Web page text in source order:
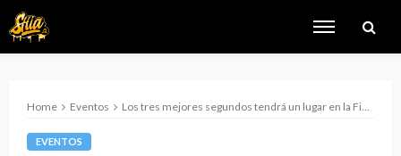
Home Eventos Los tres mejores segundos tendrá un lugar en la Final Internacional de Red Bull Batalla 2024
EVENTOS